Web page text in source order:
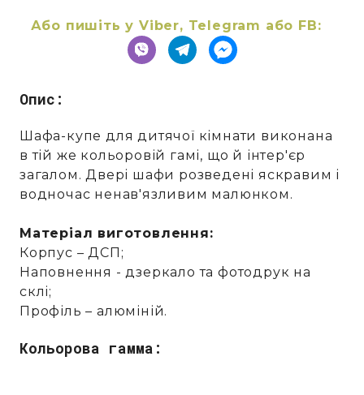
Або пишіть у Viber, Telegram або FB:
Опис:
Шафа-купе для дитячої кімнати виконана
в тій же кольоровій гамі, що й інтер'єр
загалом. Двері шафи розведені яскравим і
водночас ненав'язливим малюнком.
Матеріал виготовлення:
Корпус – ДСП;
Наповнення - дзеркало та фотодрук на
склі;
Профіль – алюміній.
Кольорова гамма: